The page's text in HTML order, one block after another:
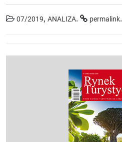
07/2019, ANALIZA. permalink.